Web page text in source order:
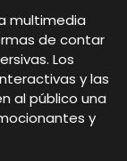
multimedia
de contar
Los
y las
al público una
y